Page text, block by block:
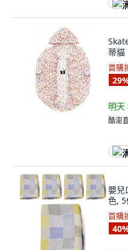
蒂貓
首購
29
明天
酷澎
嬰兒
色,
首購
40